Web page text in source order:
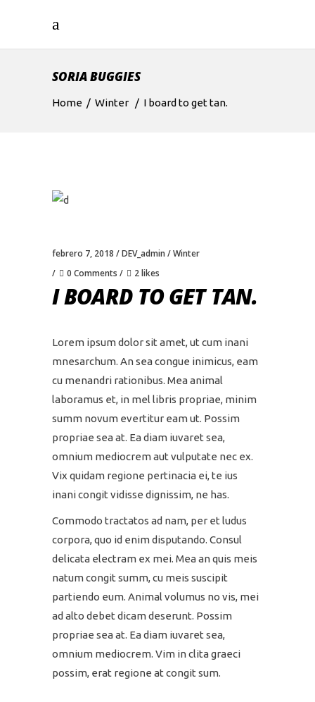
SORIA BUGGIES
Home / Winter / I board to get tan.
febrero 7, 2018 DEV_admin
Winter
0 Comments
2 likes
I BOARD TO GET TAN.
Lorem ipsum dolor sit amet, ut cum inani
mnesarchum. An sea congue inimicus, eam
cu menandri rationibus. Mea animal
laboramus et, in mel libris propriae, minim
summ novum evertitur eam ut. Possim
propriae sea at. Ea diam iuvaret sea,
omnium mediocrem aut vulputate nec ex.
Vix quidam regione pertinacia ei, te ius
inani congit vidisse dignissim, ne has.
Commodo tractatos ad nam, per et ludus
corpora, quo id enim disputando. Consul
delicata electram ex mei. Mea an quis meis
natum congit summ, cu meis suscipit
partiendo eum. Animal volumus no vis, mei
ad alto debet dicam deserunt. Possim
propriae sea at. Ea diam iuvaret sea,
omnium mediocrem. Vim in clita graeci
possim, erat regione at congit sum.